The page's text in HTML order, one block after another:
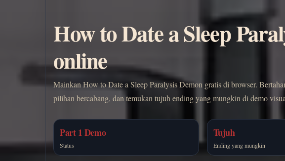
How to Date a Sleep
online
Mainkan How to Date a Sleep Paralysis Demon gratis di browser.
pilihan bercabang, dan temukan tujuh ending yang mungkin di demo
Part 1 Demo
Status
Tujuh
Ending yang mungkin